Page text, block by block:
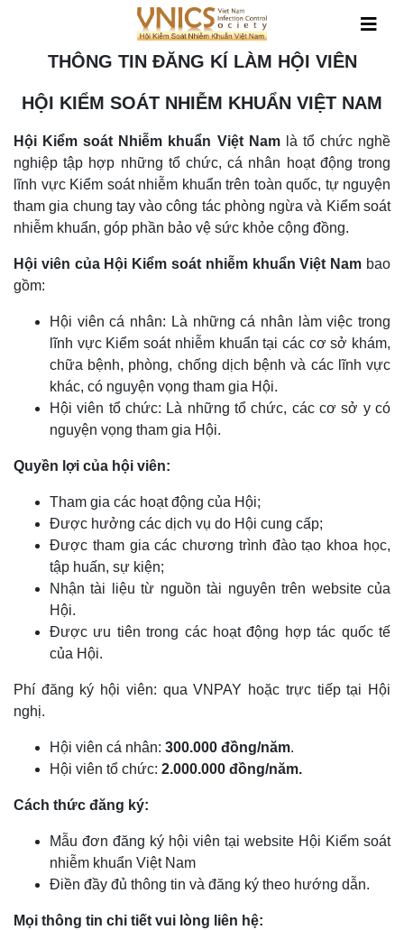
THÔNG TIN ĐĂNG KÍ LÀM HỘI VIÊN
HỘI KIỂM SOÁT NHIỄM KHUẨN VIỆT NAM
Hội Kiểm soát Nhiễm khuẩn Việt Namlà tổ chức nghề
nghiệp tập hợp những tổ chức, cá nhân hoạt động trong
lĩnh vực Kiểm soát nhiễm khuẩn trên toàn quốc, tự nguyện
tham gia chung tay vào công tác phòng ngừa và Kiểm soát
nhiễm khuẩn, góp phần bảo vệ sức khỏe cộng đồng.
Hội viên của Hội Kiểm soát nhiễm khuẩn Việt Nam bao
gồm:
Hội viên cá nhân: Là những cá nhân làm việc trong
lĩnh vực Kiểm soát nhiễm khuẩn tại các cơ sở khám,
chữa bệnh, phòng, chống dịch bệnh và các lĩnh vực
khác, có nguyện vọng tham gia Hội.
Hội viên tổ chức: Là những tổ chức, các cơ sở ycó
nguyện vọng tham gia Hội.
Quyền lợi của hội viên:
Tham gia các hoạt động của Hội;
Được hưởng các dịch vụ do Hội cung cấp;
Được tham gia các chương trình đào tạo khoa học,
tập huấn, sự kiện;
Nhận tài liệutừ nguồn tài nguyên trên website của
Hội.
Được ưu tiên trong các hoạt động hợp tác quốc tế
của Hội.
Phí đăng ký hội viên: qua VNPAY hoặc trực tiếp tại Hội
nghị.
Hội viên cá nhân: 300.000 đồng/năm.
Hội viên tổ chức: 2.000.000 đồng/năm.
Cách thức đăng ký:
Mẫu đơn đăng ký hội viên tại website Hội Kiểm soát
nhiễm khuẩn Việt Nam
Điền đầy đủ thông tin và đăng ký theo hướng dẫn.
Mọi thông tin chi tiết vui lòng liên hệ:
Thành viên
Dành cho cá nhân
Dành cho tổ chức
HỘI NGHỊ/HỘI THẢO
HỘI NGHỊ/HỘI THẢO 2024
HỘI NGHỊ/HỘI THẢO 2025
HỘI NGHỊ/HỘI THẢO 2026
Tin tức
Tin Nội Bộ
Tin Công Nghệ Khoa Học